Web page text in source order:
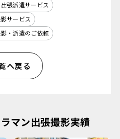
張派遣サービス
サービス
・派遣のご依頼
へ戻る
マン出張撮影実績